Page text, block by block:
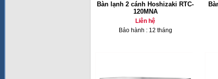
Bàn lạnh 2 cánh Hoshizaki RTC-
120MNA
Liên hệ
Bảo hành : 12 tháng